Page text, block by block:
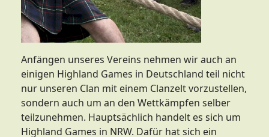
Anfängen unseres Vereins nehmen wir auch an
einigen Highland Games in Deutschland teil nicht
nur unseren Clan mit einem Clanzelt vorzustellen,
sondern auch um an den Wettkämpfen selber
teilzunehmen. Hauptsächlich handelt es sich um
Highland Games in NRW. Dafür hat sich ein